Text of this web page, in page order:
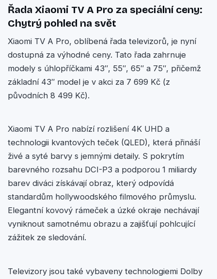
Řada Xiaomi TV A Pro za speciální ceny:
Chytrý pohled na svět
Xiaomi TV A Pro, oblíbená řada televizorů, je nyní
dostupná za výhodné ceny. Tato řada zahrnuje
modely s úhlopříčkami 43″, 55″, 65″ a 75″, přičemž
základní 43″ model je v akci za 7 699 Kč (z
původních 8 499 Kč).
Xiaomi TV A Pro nabízí rozlišení 4K UHD a
technologii kvantových teček (QLED), která přináší
živé a syté barvy s jemnými detaily. S pokrytím
barevného rozsahu DCI-P3 a podporou 1 miliardy
barev diváci získávají obraz, který odpovídá
standardům hollywoodského filmového průmyslu.
Elegantní kovový rámeček a úzké okraje nechávají
vyniknout samotnému obrazu a zajišťují pohlcující
zážitek ze sledování.
Televizory jsou také vybaveny technologiemi Dolby